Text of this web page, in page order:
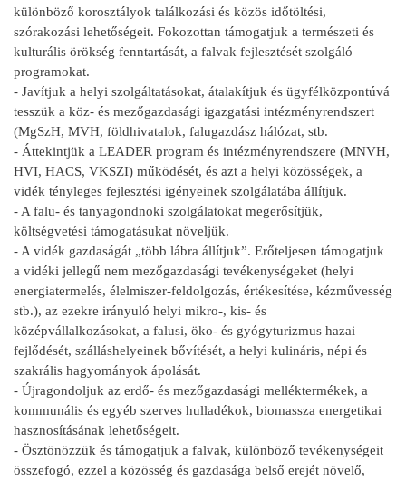
különböző korosztályok találkozási és közös időtöltési,
szórakozási lehetőségeit. Fokozottan támogatjuk a természeti és
kulturális örökség fenntartását, a falvak fejlesztését szolgáló
programokat.
- Javítjuk a helyi szolgáltatásokat, átalakítjuk és ügyfélközpontúvá
tesszük a köz- és mezőgazdasági igazgatási intézményrendszert
(MgSzH, MVH, földhivatalok, falugazdász hálózat, stb.
- Áttekintjük a LEADER program és intézményrendszere (MNVH,
HVI, HACS, VKSZI) működését, és azt a helyi közösségek, a
vidék tényleges fejlesztési igényeinek szolgálatába állítjuk.
- A falu- és tanyagondnoki szolgálatokat megerősítjük,
költségvetési támogatásukat növeljük.
- A vidék gazdaságát „több lábra állítjuk”. Erőteljesen támogatjuk
a vidéki jellegű nem mezőgazdasági tevékenységeket (helyi
energiatermelés, élelmiszer-feldolgozás, értékesítése, kézművesség
stb.), az ezekre irányuló helyi mikro-, kis- és
középvállalkozásokat, a falusi, öko- és gyógyturizmus hazai
fejlődését, szálláshelyeinek bővítését, a helyi kulináris, népi és
szakrális hagyományok ápolását.
- Újragondoljuk az erdő- és mezőgazdasági melléktermékek, a
kommunális és egyéb szerves hulladékok, biomassza energetikai
hasznosításának lehetőségeit.
- Ösztönözzük és támogatjuk a falvak, különböző tevékenységeit
összefogó, ezzel a közösség és gazdasága belső erejét növelő,